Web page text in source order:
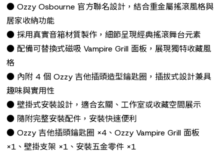
● Ozzy Osbourne 官方聯名設計，結合重金屬搖滾風格與
居家收納功能
● 採用真實音箱材質製作，細節呈現經典搖滾舞台元素
● 配備可替換式磁吸 Vampire Grill 面板，展現獨特收藏風
格
● 內附 4 個 Ozzy 吉他插頭造型鑰匙圈，插拔式設計兼具
趣味與實用性
● 壁掛式安裝設計，適合玄關、工作室或收藏空間展示
● 隨附完整安裝配件，安裝快速便利
● Ozzy 吉他插頭鑰匙圈 ×4、Ozzy Vampire Grill 面板
×1、壁掛支架 ×1、安裝五金零件 ×1